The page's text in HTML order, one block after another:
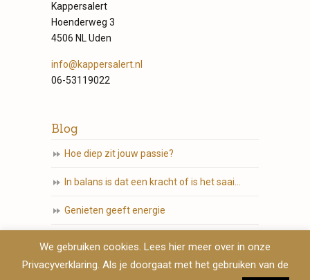
Kappersalert
Hoenderweg 3
4506 NL Uden
info@kappersalert.nl
06-53119022
Blog
Hoe diep zit jouw passie?
In balans is dat een kracht of is het saai…
Genieten geeft energie
Volg jij jouw hart?
We gebruiken cookies. Lees hier meer over in onze
Privacyverklaring. Als je doorgaat met het gebruiken van de